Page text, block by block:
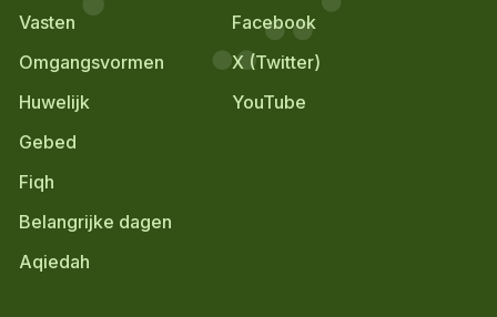
Vasten
Omgangsvormen
Huwelijk
Gebed
Fiqh
Belangrijke dagen
Aqiedah
Facebook
X (Twitter)
YouTube